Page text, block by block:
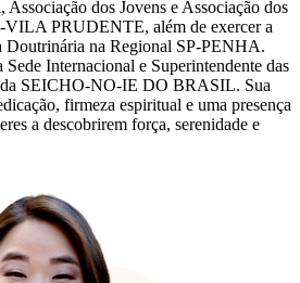
dos Jovens e Associação dos
VILA PRUDENTE, além de exercer a
Doutrinária na Regional SP-PENHA.
Internacional e Superintendente das
da SEICHO-NO-IE DO BRASIL. Sua
firmeza espiritual e uma presença
a descobrirem força, serenidade e